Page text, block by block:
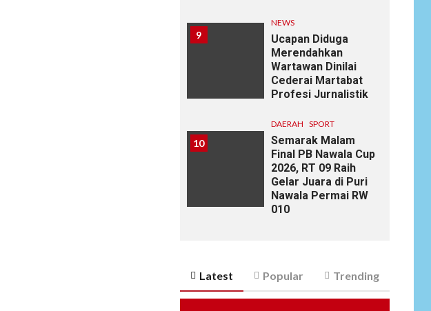
9
NEWS
Ucapan Diduga
Merendahkan
Wartawan Dinilai
Cederai Martabat
Profesi Jurnalistik
10
DAERAH SPORT
Semarak Malam
Final PB Nawala Cup
2026, RT 09 Raih
Gelar Juara di Puri
Nawala Permai RW
010
Latest Popular Trending